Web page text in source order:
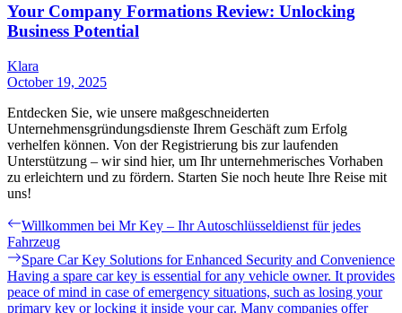
Your Company Formations Review: Unlocking
Business Potential
Klara
October 19, 2025
Entdecken Sie, wie unsere maßgeschneiderten
Unternehmensgründungsdienste Ihrem Geschäft zum Erfolg
verhelfen können. Von der Registrierung bis zur laufenden
Unterstützung – wir sind hier, um Ihr unternehmerisches Vorhaben
zu erleichtern und zu fördern. Starten Sie noch heute Ihre Reise mit
uns!
Post
navigation
Previous
post:
Willkommen bei Mr Key – Ihr Autoschlüsseldienst für jedes
Fahrzeug
Next
post:
Spare Car Key Solutions for Enhanced Security and Convenience
Having a spare car key is essential for any vehicle owner. It provides
peace of mind in case of emergency situations, such as losing your
primary key or locking it inside your car. Many companies offer